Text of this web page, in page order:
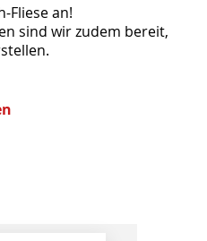
Fliese an!
sind wir zudem bereit,